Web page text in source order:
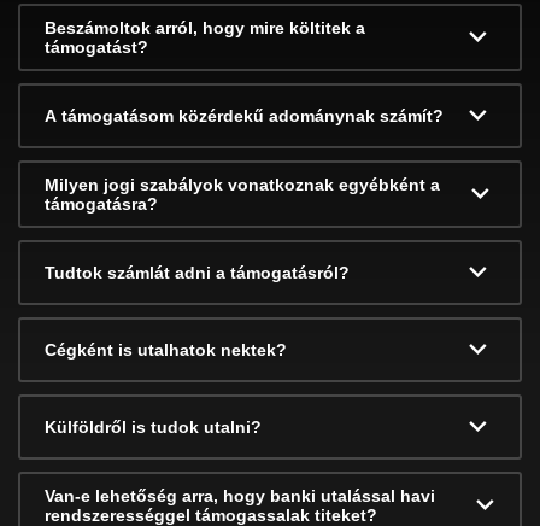
Beszámoltok arról, hogy mire költitek a
támogatást?
A támogatásom közérdekű adománynak számít?
Milyen jogi szabályok vonatkoznak egyébként a
támogatásra?
Tudtok számlát adni a támogatásról?
Cégként is utalhatok nektek?
Külföldről is tudok utalni?
Van-e lehetőség arra, hogy banki utalással havi
rendszerességgel támogassalak titeket?